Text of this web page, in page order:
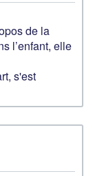
de la
l’enfant, elle
s'est